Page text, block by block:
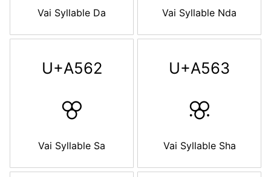
Vai Syllable Da Vai Syllable Nda
U+A562
ꕢ
Vai Syllable Sa
U+A563
ꕣ
Vai Syllable Sha